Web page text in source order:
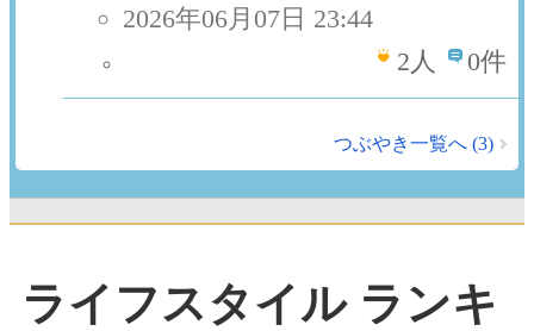
2026年06月07日 23:44
2人 0件
つぶやき一覧へ (3)
ライフスタイル ランキ